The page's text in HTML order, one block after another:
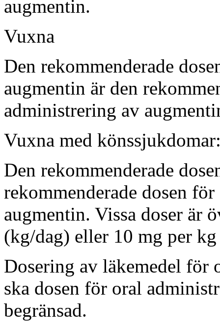
augmentin.
Vuxna
Den rekommenderade
augmentin är den
administrering av
Vuxna med
Den rekommenderade
rekommenderade dosen
augmentin. Vissa doser är
(kg/dag) eller 10 mg per
Dosering av läkemedel för
ska dosen för oral
begränsad.